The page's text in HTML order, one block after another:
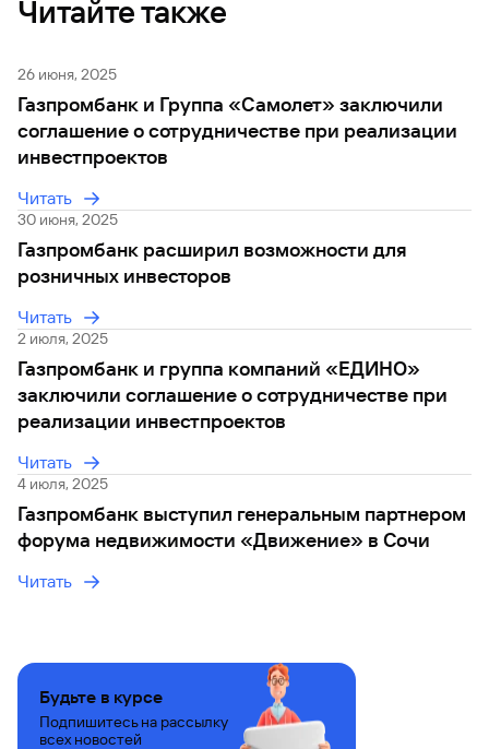
поиск
сайту
Вклады
Читайте также
26 июня, 2025
Газпромбанк и Группа «Самолет» заключили
соглашение о сотрудничестве при реализации
инвестпроектов
Читать
30 июня, 2025
Газпромбанк расширил возможности для
розничных инвесторов
Читать
2 июля, 2025
Газпромбанк и группа компаний «ЕДИНО»
заключили соглашение о сотрудничестве при
реализации инвестпроектов
Читать
4 июля, 2025
Газпромбанк выступил генеральным партнером
форума недвижимости «Движение» в Сочи
Читать
Будьте в курсе
Подпишитесь на рассылку
всех новостей